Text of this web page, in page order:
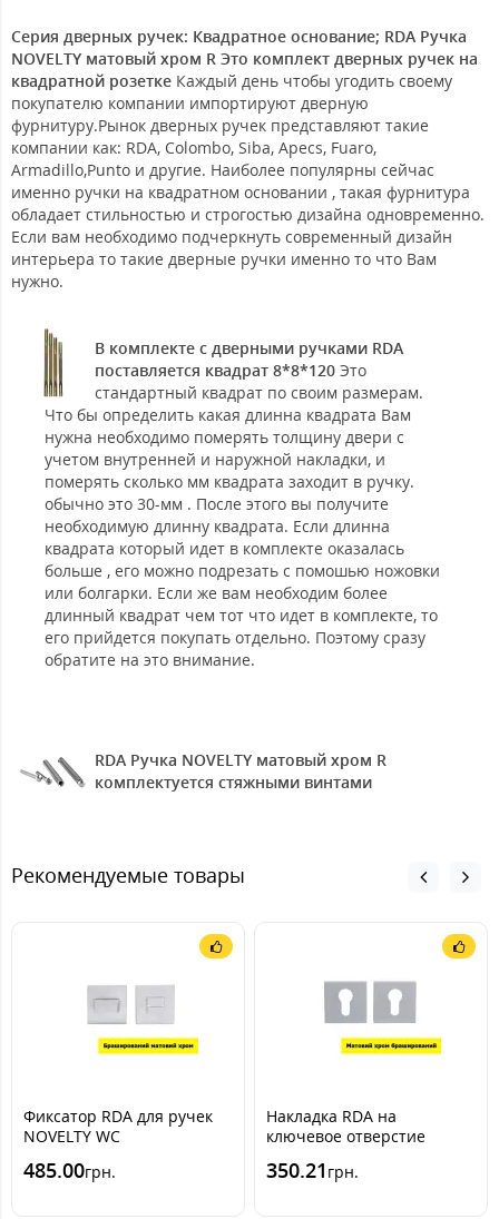
Серия дверных ручек: Квадратное основание; RDA Ручка
NOVELTY матовый хром R Это комплект дверных ручек на
квадратной розетке Каждый день чтобы угодить своему
покупателю компании импортируют дверную
фурнитуру.Рынок дверных ручек представляют такие
компании как: RDA, Colombo, Siba, Apecs, Fuaro,
Armadillo,Punto и другие. Наиболее популярны сейчас
именно ручки на квадратном основании , такая фурнитура
обладает стильностью и строгостью дизайна одновременно.
Если вам необходимо подчеркнуть современный дизайн
интерьера то такие дверные ручки именно то что Вам
нужно.
В комплекте с дверными ручками RDA
поставляется квадрат 8*8*120 Это
стандартный квадрат по своим размерам.
Что бы определить какая длинна квадрата Вам
нужна необходимо померять толщину двери с
учетом внутренней и наружной накладки, и
померять сколько мм квадрата заходит в ручку.
обычно это 30-мм . После этого вы получите
необходимую длинну квадрата. Если длинна
квадрата который идет в комплекте оказалась
больше , его можно подрезать с помошью ножовки
или болгарки. Если же вам необходим более
длинный квадрат чем тот что идет в комплекте, то
его прийдется покупать отдельно. Поэтому сразу
обратите на это внимание.
RDA Ручка NOVELTY матовый хром R
комплектуется стяжными винтами
Рекомендуемые товары
Фиксатор RDA для ручек
NOVELTY WC
485.00грн.
Накладка RDA на
ключевое отверстие
350.21 грн.